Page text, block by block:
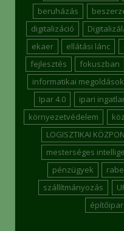
beruházás
digitalizáció
ekaer
ellátási lánc
fejlesztés
fokuszban
informatikai megoldások
Ipar 4.0
ipari
környezetvédelem
LOGISZTIKAI
mesterséges
pénzügyek
szállítmányozás
építőipar